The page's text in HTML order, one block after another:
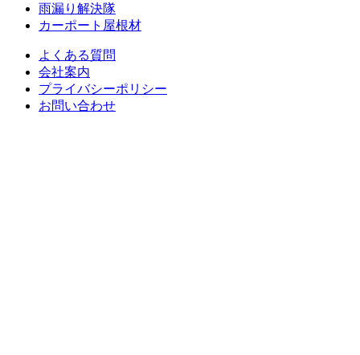
雨漏り解決隊
カーポート屋根材
よくある質問
会社案内
プライバシーポリシー
お問い合わせ